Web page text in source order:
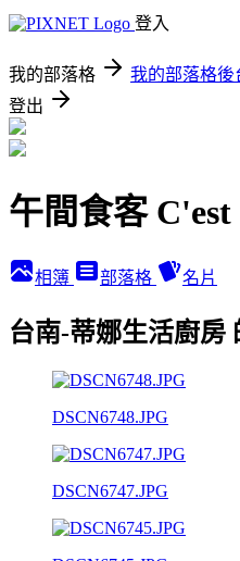
登入
我的部落格 我的部落格後
登出
午間食客
相簿 部落格 名片
台南-蒂娜生活廚房
DSCN6748.JPG
DSCN6747.JPG